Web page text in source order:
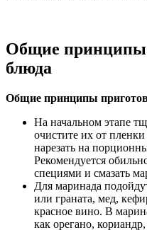
Общие принципы
блюда
Общие принципы
На начальном этапе
очистите их от
нарезать на
Рекомендуется
специями и смазать
Для маринада
или граната, мед,
красное вино. В
как орегано,